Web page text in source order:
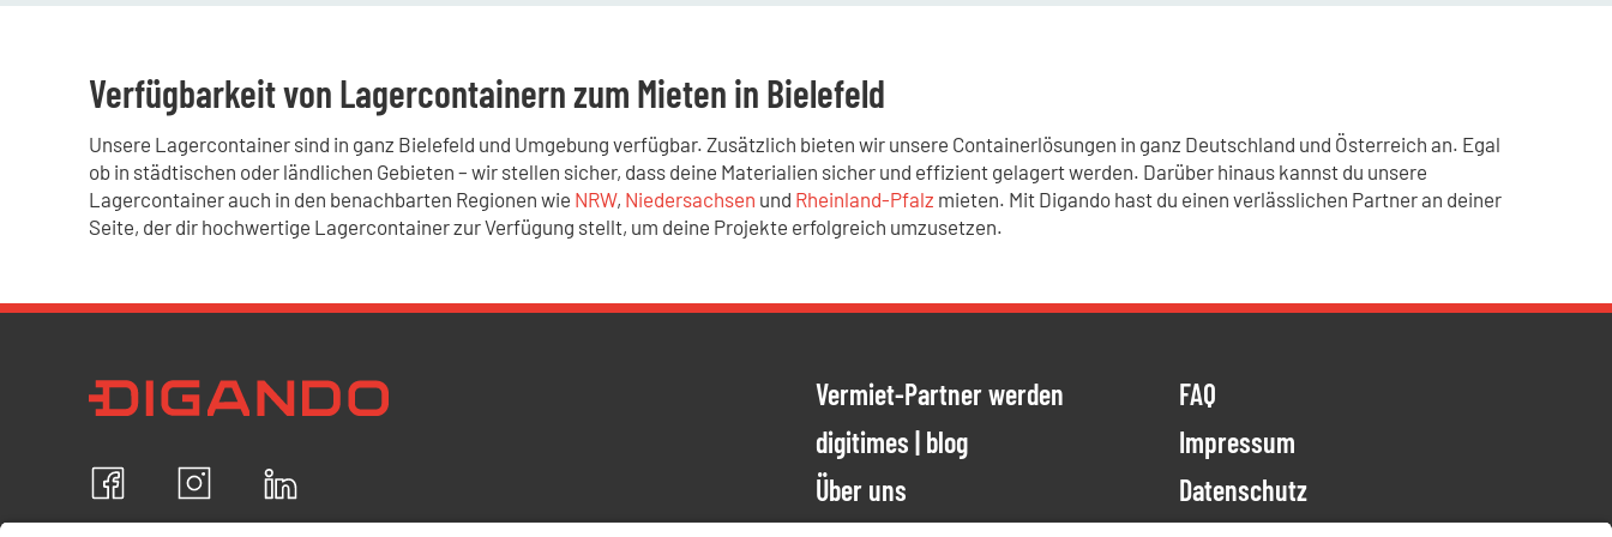
Verfügbarkeit von Lagercontainern zum Mieten in Bielefeld
Unsere Lagercontainer sind in ganz Bielefeld und Umgebung verfügbar. Zusätzlich bieten wir unsere Containerlösungen in ganz Deutschland und Österreich an. Egal
ob in städtischen oder ländlichen Gebieten – wir stellen sicher, dass deine Materialien sicher und effizient gelagert werden. Darüber hinaus kannst du unsere
Lagercontainer auch in den benachbarten Regionen wie NRW, Niedersachsen und Rheinland-Pfalz mieten. Mit Digando hast du einen verlässlichen Partner an deiner
Seite, der dir hochwertige Lagercontainer zur Verfügung stellt, um deine Projekte erfolgreich umzusetzen.
Facebook Instagram
Ich bestätige, dass ich dieDatenschutzrichtlinien
Vermiet-Partner werden
digitimes | blog
Über uns
FAQ
Impressum
Datenschutz